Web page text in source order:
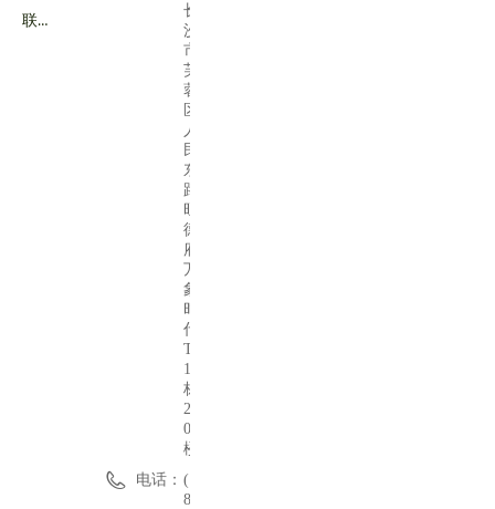
长
沙
市
芙
蓉
区
人
民
东
路
旺
德
府
万
象
时
代
T
1
栋
2
0
楼
电话： (
8
联系永清